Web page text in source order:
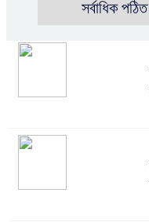
সর্বাধিক পঠিত